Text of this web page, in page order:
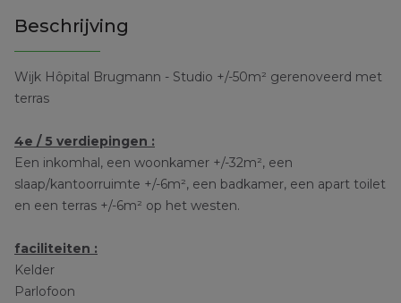
Beschrijving
Wijk Hôpital Brugmann - Studio +/-50m² gerenoveerd met
terras
4e / 5 verdiepingen :
Een inkomhal, een woonkamer +/-32m², een
slaap/kantoorruimte +/-6m², een badkamer, een apart toilet
en een terras +/-6m² op het westen.
faciliteiten :
Kelder
Parlofoon